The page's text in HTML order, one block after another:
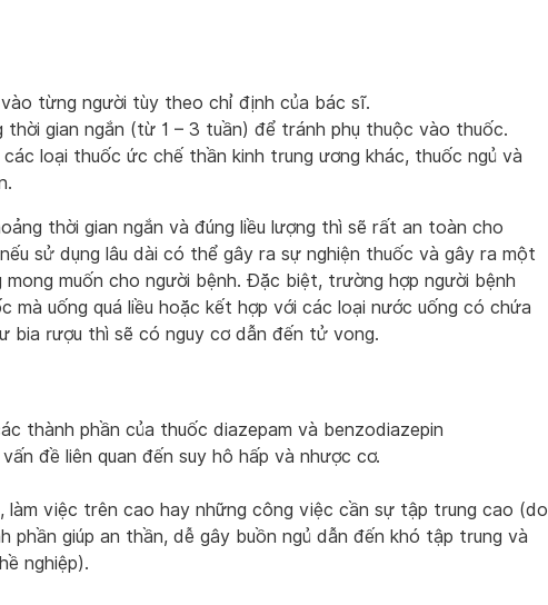
từng người tùy theo chỉ định của bác sĩ.
thời gian ngắn (từ 1 – 3 tuần) để tránh phụ thuộc vào thuốc.
các loại thuốc ức chế thần kinh trung ương khác, thuốc ngủ và
thời gian ngắn và đúng liều lượng thì sẽ rất an toàn cho
sử dụng lâu dài có thể gây ra sự nghiện thuốc và gây ra một
mong muốn cho người bệnh. Đặc biệt, trường hợp người bệnh
mà uống quá liều hoặc kết hợp với các loại nước uống có chứa
bia rượu thì sẽ có nguy cơ dẫn đến tử vong.
thành phần của thuốc diazepam và benzodiazepin
đề liên quan đến suy hô hấp và nhược cơ.
làm việc trên cao hay những công việc cần sự tập trung cao (do
phần giúp an thần, dễ gây buồn ngủ dẫn đến khó tập trung và
nghiệp).